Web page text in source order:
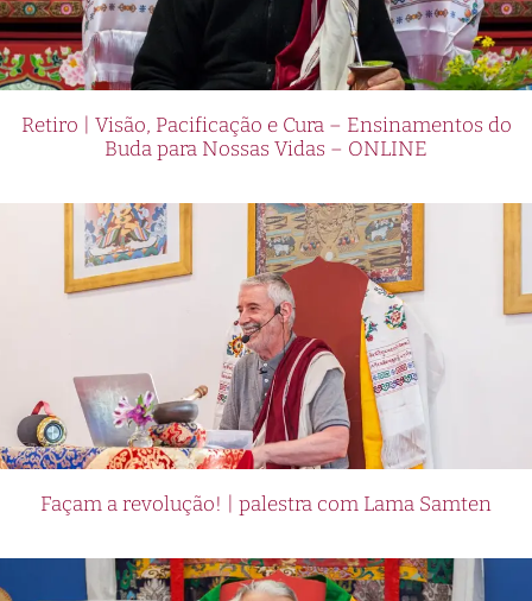
Retiro | Visão, Pacificação e Cura – Ensinamentos do
Buda para Nossas Vidas – ONLINE
Façam a revolução! | palestra com Lama Samten